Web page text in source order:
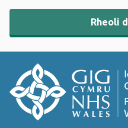
Rheoli